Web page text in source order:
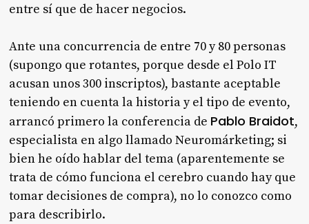
entre sí que de hacer negocios.
Ante una concurrencia de entre 70 y 80 personas
(supongo que rotantes, porque desde el Polo IT
acusan unos 300 inscriptos), bastante aceptable
teniendo en cuenta la historia y el tipo de evento,
arrancó primero la conferencia de Pablo Braidot,
especialista en algo llamado Neuromárketing; si
bien he oído hablar del tema (aparentemente se
trata de cómo funciona el cerebro cuando hay que
tomar decisiones de compra), no lo conozco como
para describirlo.